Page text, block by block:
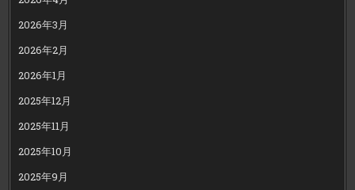
2026年3月
2026年2月
2026年1月
2025年12月
2025年11月
2025年10月
2025年9月